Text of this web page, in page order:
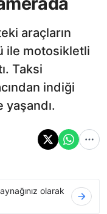
araçların
ile motosikletli
Taksi
indiği
yaşandı.
olarak